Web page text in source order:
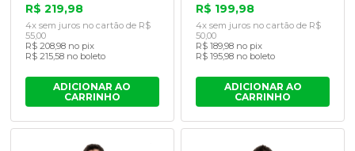
R$ 219,98
4x sem juros no cartão de R$
55,00
R$ 208,98 no pix
R$ 215,58 no boleto
ADICIONAR AO
CARRINHO
R$ 199,98
4x sem juros no cartão de R$
50,00
R$ 189,98 no pix
R$ 195,98 no boleto
ADICIONAR AO
CARRINHO